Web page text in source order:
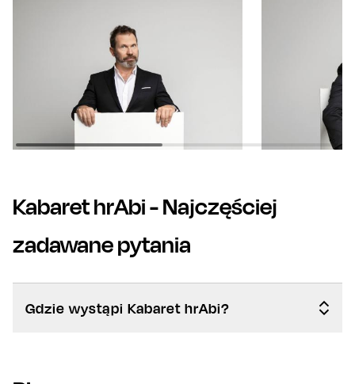
Kabaret hrAbi- Najczęściej
zadawane pytania
Gdzie wystąpi Kabaret hrAbi?